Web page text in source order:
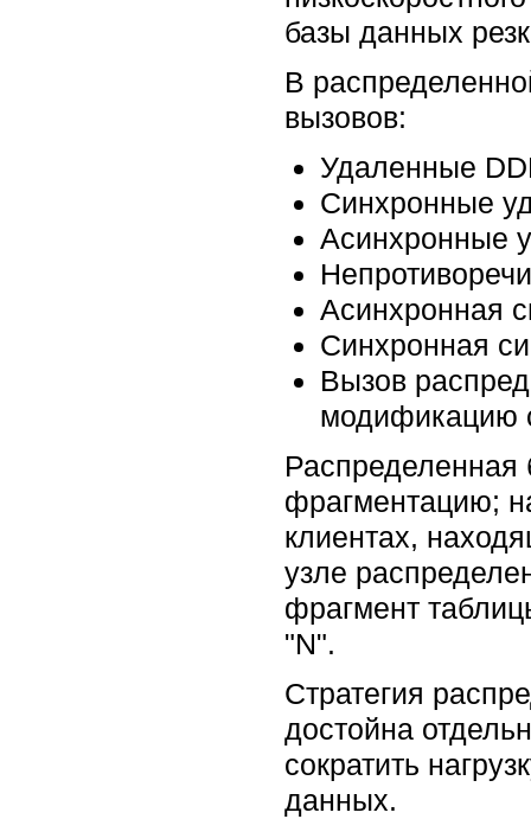
базы данных
В
вызовов:
Удаленные
Синхронные
Асинхронные
Асинхронная
Синхронная
Вызов
модификацию
Распределенная
фрагментацию;
клиентах,
узле
фрагмент
"N".
Стратегия
достойна
сократить
данных.